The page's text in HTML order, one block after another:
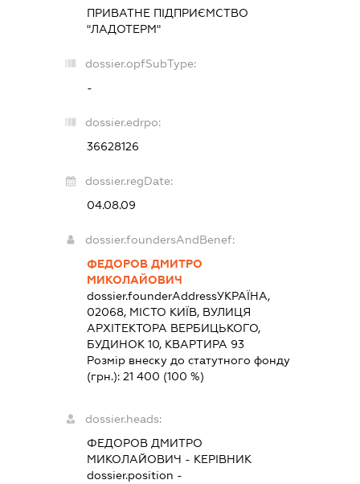
ПРИВАТНЕ ПІДПРИЄМСТВО
"ЛАДОТЕРМ"
dossier.opfSubType:
-
dossier.edrpo:
36628126
dossier.regDate:
04.08.09
dossier.foundersAndBenef:
ФЕДОРОВ ДМИТРО
МИКОЛАЙОВИЧ
dossier.founderAddressУКРАЇНА,
02068, МІСТО КИЇВ, ВУЛИЦЯ
АРХІТЕКТОРА ВЕРБИЦЬКОГО,
БУДИНОК 10, КВАРТИРА 93
Розмір внеску до статутного фонду
(грн.): 21 400 (100 %)
dossier.heads:
ФЕДОРОВ ДМИТРО
МИКОЛАЙОВИЧ - КЕРІВНИК
dossier.position -